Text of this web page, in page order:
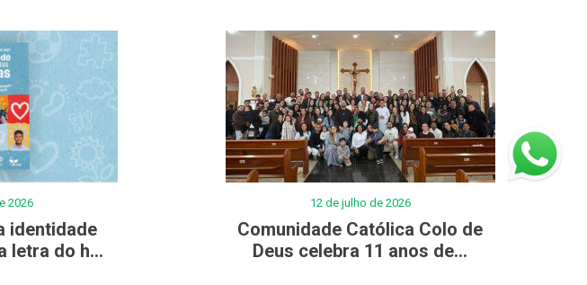
2026
identidade
letra do h...
12 de julho de 2026
Comunidade Católica Colo de
Deus celebra 11 anos de...